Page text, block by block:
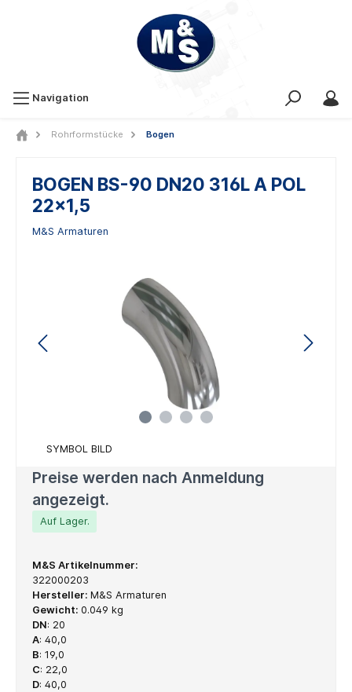
Navigation
Rohrformstücke Bogen
BOGEN BS-90 DN20 316L A POL
22x1,5
M&S Armaturen
SYMBOL BILD
Preise werden nach Anmeldung
angezeigt.
Auf Lager.
M&S Artikelnummer:
322000203
Hersteller: M&S Armaturen
Gewicht: 0.049 kg
DN: 20
A: 40,0
B: 19,0
C: 22,0
D: 40,0